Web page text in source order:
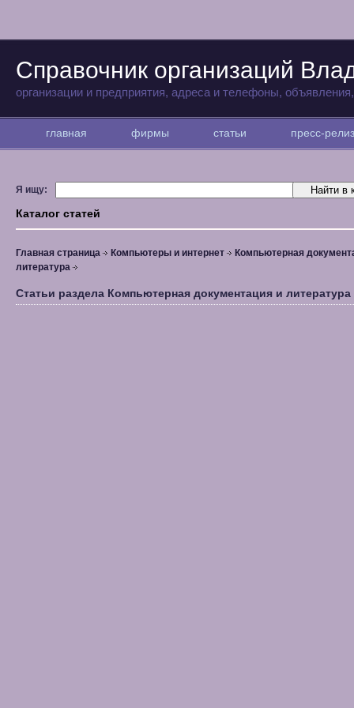
Справочник организаций
организации и предприятия, адреса и телефоны,
главная фирмы статьи пресс-
Я ищу:
Каталог статей
Главная страница Компьютеры и интернет
Компьютерная
литература
Статьи раздела Компьютерная документация и литература